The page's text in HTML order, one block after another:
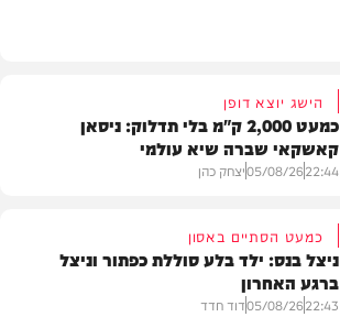
הישג יוצא דופן
כמעט 2,000 ק"מ בלי תדלוק: ניסאן
קאשקאי שברה שיא עולמי
22:44
05/08/26יצחק כהן
כמעט הסתיים באסון
ניצל בנס: ילד בלע סוללת כפתור וניצל
ברגע האחרון
22:43
05/08/26דוד חדד